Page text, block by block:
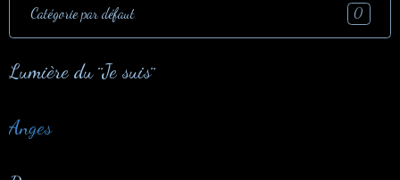
Catégorie par défaut 0
Lumière du ¨Je suis¨
Anges